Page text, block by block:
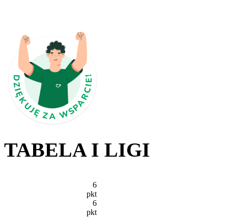
TABELA I LIGI
6
pkt
6
pkt